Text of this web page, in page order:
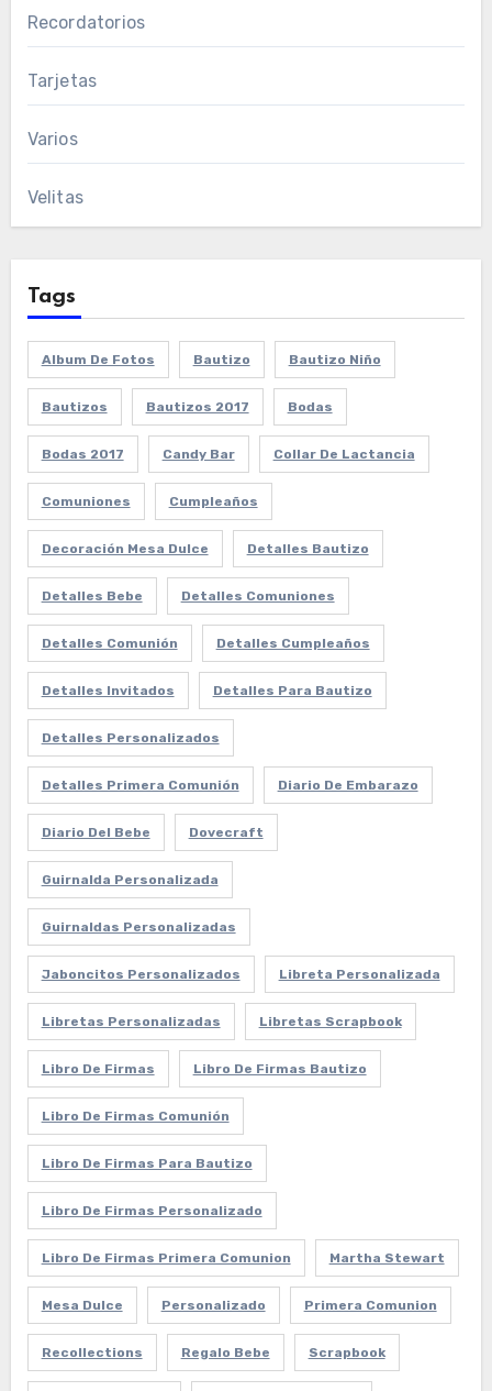
Recordatorios
Tarjetas
Varios
Velitas
Tags
Album De Fotos Bautizo Bautizo Niño
Bautizos Bautizos 2017 Bodas
Bodas 2017 Candy Bar Collar De Lactancia
Comuniones Cumpleaños
Decoración Mesa Dulce Detalles Bautizo
Detalles Bebe Detalles Comuniones
Detalles Comunión Detalles Cumpleaños
Detalles Invitados Detalles Para Bautizo
Detalles Personalizados
Detalles Primera Comunión Diario De Embarazo
Diario Del Bebe Dovecraft
Guirnalda Personalizada
Guirnaldas Personalizadas
Jaboncitos Personalizados Libreta Personalizada
Libretas Personalizadas Libretas Scrapbook
Libro De Firmas Libro De Firmas Bautizo
Libro De Firmas Comunión
Libro De Firmas Para Bautizo
Libro De Firmas Personalizado
Libro De Firmas Primera Comunion Martha Stewart
Mesa Dulce Personalizado Primera Comunion
Recollections Regalo Bebe Scrapbook